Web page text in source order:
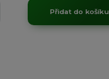
Přidat do košíku